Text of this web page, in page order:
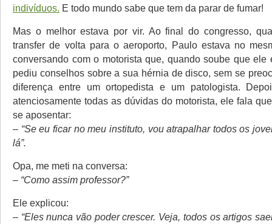
indivíduos. E todo mundo sabe que tem da parar de fumar!
Mas o melhor estava por vir. Ao final do congresso,
transfer de volta para o aeroporto, Paulo estava no
conversando com o motorista que, quando soube que ele
pediu conselhos sobre a sua hérnia de disco, sem se
diferença entre um ortopedista e um patologista.
atenciosamente todas as dúvidas do motorista, ele fala
se aposentar:
– “Se eu ficar no meu instituto, vou atrapalhar todos os
lá”.
Opa, me meti na conversa:
– “Como assim professor?”
Ele explicou:
– “Eles nunca vão poder crescer. Veja, todos os artigos